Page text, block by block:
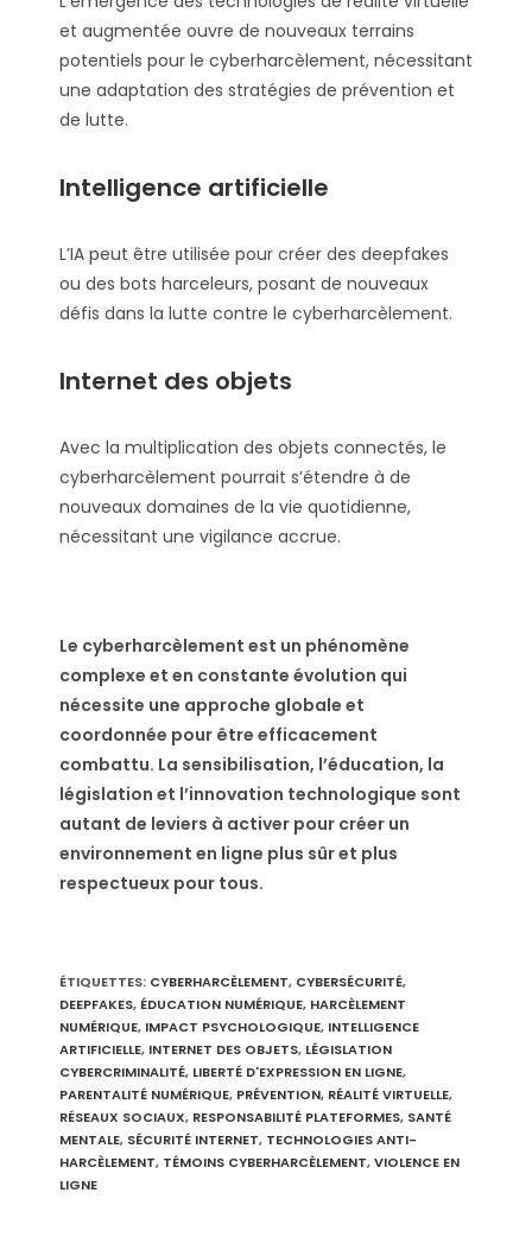
et augmentée ouvre de nouveaux terrains
potentiels pour le cyberharcèlement, nécessitant
une adaptation des stratégies de prévention et
de lutte.
Intelligence artificielle
L’IA peut être utilisée pour créer des deepfakes
ou des bots harceleurs, posant de nouveaux
défis dans la lutte contre le cyberharcèlement.
Internet des objets
Avec la multiplication des objets connectés, le
cyberharcèlement pourrait s’étendre à de
nouveaux domaines de la vie quotidienne,
nécessitant une vigilance accrue.
Le cyberharcèlement est un phénomène
complexe et en constante évolution qui
nécessite une approche globale et
coordonnée pour être efficacement
combattu. La sensibilisation, l’éducation, la
législation et l’innovation technologique sont
autant de leviers à activer pour créer un
environnement en ligne plus sûr et plus
respectueux pour tous.
ÉTIQUETTES: CYBERHARCÈLEMENT, CYBERSÉCURITÉ,
DEEPFAKES, ÉDUCATION NUMÉRIQUE, HARCÈLEMENT
NUMÉRIQUE, IMPACT PSYCHOLOGIQUE, INTELLIGENCE
ARTIFICIELLE, INTERNET DES OBJETS, LÉGISLATION
CYBERCRIMINALITÉ, LIBERTÉ D'EXPRESSION EN LIGNE,
PARENTALITÉ NUMÉRIQUE, PRÉVENTION, RÉALITÉ VIRTUELLE,
RÉSEAUX SOCIAUX, RESPONSABILITÉ PLATEFORMES, SANTÉ
MENTALE, SÉCURITÉ INTERNET, TECHNOLOGIES ANTI-
HARCÈLEMENT, TÉMOINS CYBERHARCÈLEMENT,VIOLENCE EN
LIGNE